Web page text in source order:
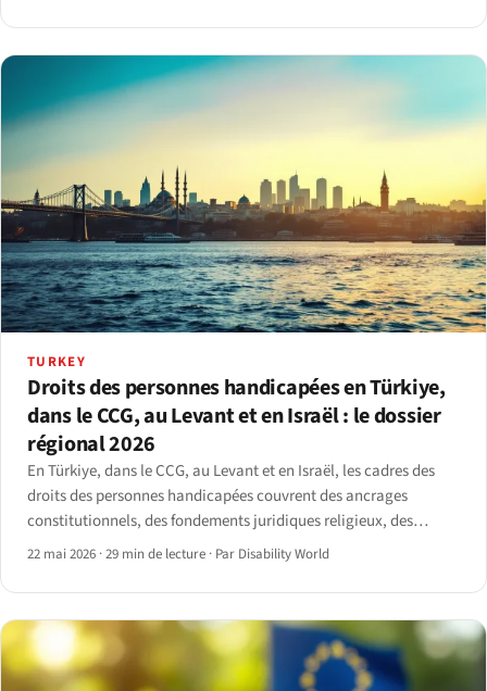
TURKEY
Droits des personnes handicapées en Türkiye,
dans le CCG, au Levant et en Israël : le dossier
régional 2026
En Türkiye, dans le CCG, au Levant et en Israël, les cadres des
droits des personnes handicapées couvrent des ancrages
constitutionnels, des fondements juridiques religieux, des
réformes récentes proches du droit européen, et les suites du
22 mai 2026 ·29 min de lecture · Par Disability World